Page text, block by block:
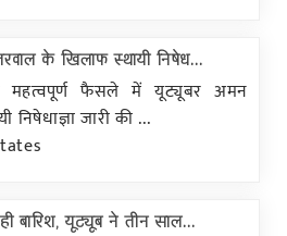
के खिलाफ स्थायी निषेध...
महत्वपूर्ण फैसले में यूट्यूबर अमन
जारी की ...
बारिश, यूट्यूब ने तीन साल...